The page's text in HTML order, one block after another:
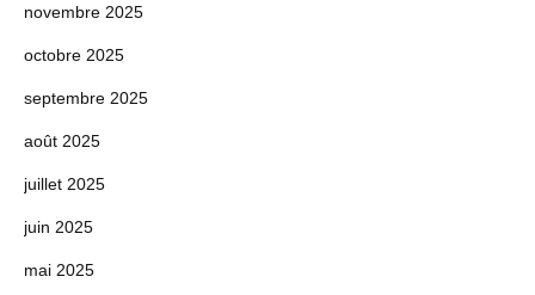
novembre 2025
octobre 2025
septembre 2025
août 2025
juillet 2025
juin 2025
mai 2025